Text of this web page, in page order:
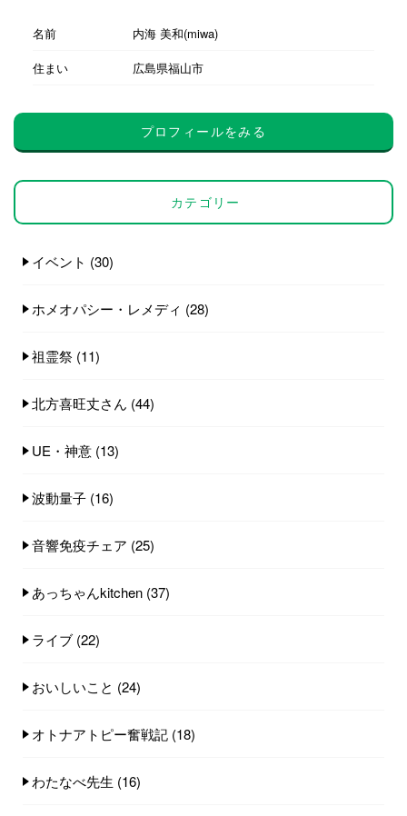
名前
内海 美和(miwa)
住まい
広島県福山市
プロフィールをみる
カテゴリー
イベント (30)
ホメオパシー・レメディ (28)
祖霊祭 (11)
北方喜旺丈さん (44)
UE・神意 (13)
波動量子 (16)
音響免疫チェア (25)
あっちゃんkitchen (37)
ライブ (22)
おいしいこと (24)
オトナアトピー奮戦記 (18)
わたなべ先生 (16)